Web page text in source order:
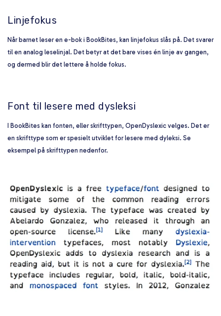
Linjefokus
Når barnet leser en e-bok i BookBites, kan linjefokus slås på. Det svarer
til en analog leselinjal. Det betyr at det bare vises én linje av gangen,
og dermed blir det lettere å holde fokus.
Font til lesere med dysleksi
I BookBites kan fonten, eller skrifttypen, OpenDyslexic velges. Det er
en skrifttype som er spesielt utviklet for lesere med dyleksi. Se
eksempel på skrifttypen nedenfor.